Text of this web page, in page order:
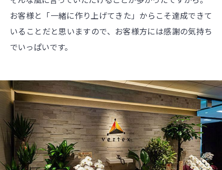
お客様と「一緒に作り上げてきた」からこそ達成できて
いることだと思いますので、お客様方には感謝の気持ち
でいっぱいです。